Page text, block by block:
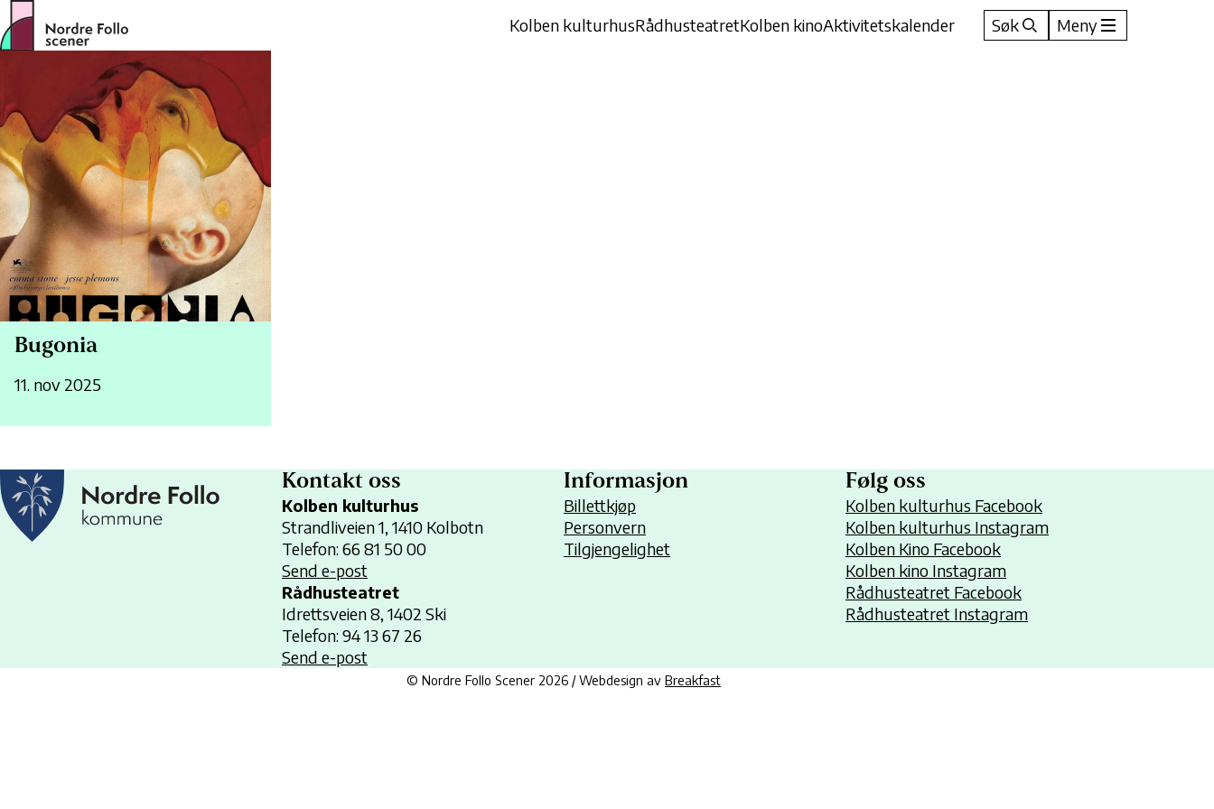
til
innhold
Kolben kulturhusRådhusteatretKolben kinoAktivitetskalender Søk Meny
Bugonia
11. nov 2025
Kontakt oss
Kolben kulturhus
Strandliveien 1, 1410 Kolbotn
Telefon: 66 81 50 00
Send e-post
Rådhusteatret
Idrettsveien 8, 1402 Ski
Telefon: 94 13 67 26
Send e-post
Informasjon
Billettkjøp
Personvern
Tilgjengelighet
Følg oss
Kolben kulturhus Facebook
Kolben kulturhus Instagram
Kolben Kino Facebook
Kolben kino Instagram
Rådhusteatret Facebook
Rådhusteatret Instagram
© Nordre Follo Scener 2026 / Webdesign av Breakfast